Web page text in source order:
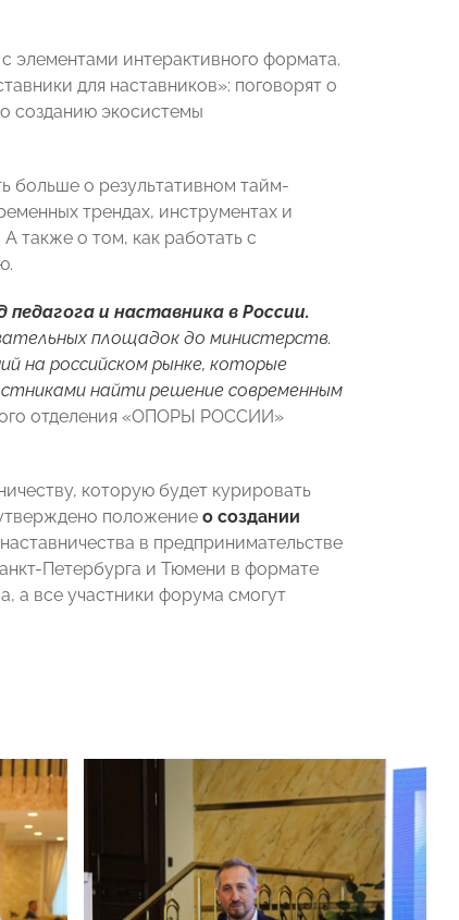
элементами интерактивного формата.
для наставников»: поговорят о
созданию экосистемы
больше о результативном тайм-
трендах, инструментах и
также о том, как работать с
педагога и наставника в России.
площадок до министерств.
на российском рынке, которые
найти решение современным
отделения «ОПОРЫ РОССИИ»
которую будет курировать
положение о создании
в предпринимательстве
Петербурга и Тюмени в формате
а все участники форума смогут